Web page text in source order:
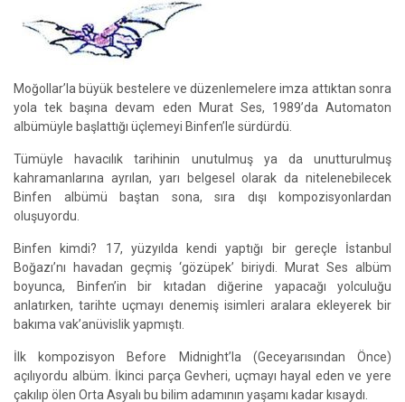
Moğollar’la büyük bestelere ve düzenlemelere imza attıktan sonra
yola tek başına devam eden Murat Ses, 1989’da Automaton
albümüyle başlattığı üçlemeyi Binfen’le sürdürdü.
Tümüyle havacılık tarihinin unutulmuş ya da unutturulmuş
kahramanlarına ayrılan, yarı belgesel olarak da nitelenebilecek
Binfen albümü baştan sona, sıra dışı kompozisyonlardan
oluşuyordu.
Binfen kimdi? 17, yüzyılda kendi yaptığı bir gereçle İstanbul
Boğazı’nı havadan geçmiş ‘gözüpek’ biriydi. Murat Ses albüm
boyunca, Binfen’in bir kıtadan diğerine yapacağı yolculuğu
anlatırken, tarihte uçmayı denemiş isimleri aralara ekleyerek bir
bakıma vak’anüvislik yapmıştı.
İlk kompozisyon Before Midnight’la (Geceyarısından Önce)
açılıyordu albüm. İkinci parça Gevheri, uçmayı hayal eden ve yere
çakılıp ölen Orta Asyalı bu bilim adamının yaşamı kadar kısaydı.